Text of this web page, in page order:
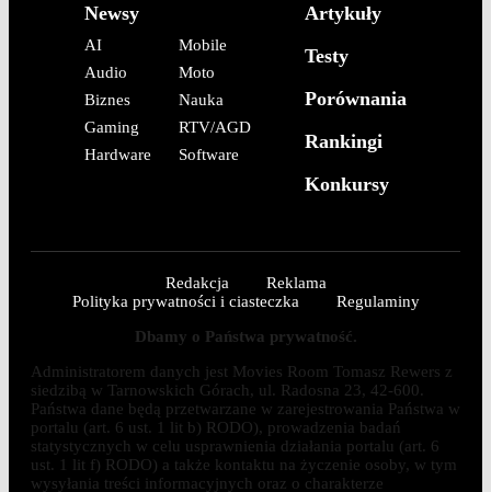
Newsy
AI
Audio
Biznes
Gaming
Hardware
Mobile
Moto
Nauka
RTV/AGD
Software
Artykuły
Testy
Porównania
Rankingi
Konkursy
Redakcja
Reklama
Polityka prywatności i ciasteczka
Regulaminy
Dbamy o Państwa prywatność.
Administratorem danych jest Movies Room Tomasz Rewers z
siedzibą w Tarnowskich Górach, ul. Radosna 23, 42-600.
Państwa dane będą przetwarzane w zarejestrowania Państwa w
portalu (art. 6 ust. 1 lit b) RODO), prowadzenia badań
statystycznych w celu usprawnienia działania portalu (art. 6
ust. 1 lit f) RODO) a także kontaktu na życzenie osoby, w tym
wysyłania treści informacyjnych oraz o charakterze